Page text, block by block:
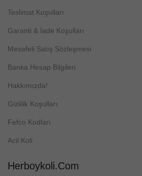
Teslimat Koşulları
Garanti & İade Koşulları
Mesafeli Satış Sözleşmesi
Banka Hesap Bilgileri
Hakkımızda!
Gizlilik Koşulları
Fefco Kodları
Acil Koli
Herboykoli.com